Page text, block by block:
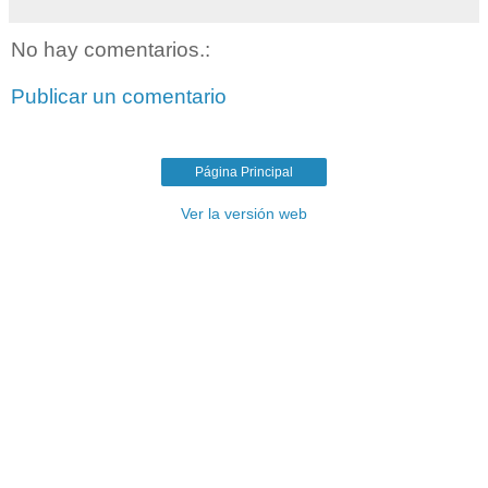
No hay comentarios.:
Publicar un comentario
Página Principal
Ver la versión web